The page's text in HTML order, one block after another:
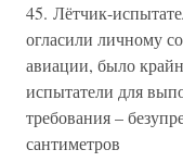
45. Лётчик-
огласили личному
авиации, было
испытатели для
требования –
сантиметров